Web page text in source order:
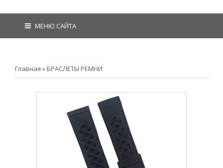
МЕНЮ САЙТА
Главная » БРАСЛЕТЫ РЕМНИ